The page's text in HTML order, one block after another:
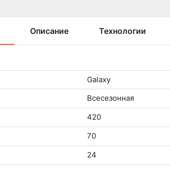
Описание Технологии
Galaxy
Всесезонная
420
70
24